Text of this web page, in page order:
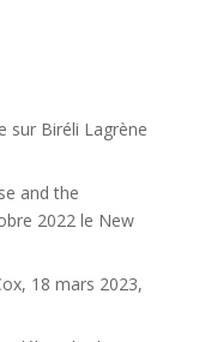
sur Biréli Lagrène
and the
2022 le New
18 mars 2023,